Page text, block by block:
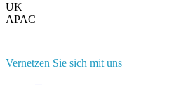
UK
APAC
Vernetzen Sie sich mit uns